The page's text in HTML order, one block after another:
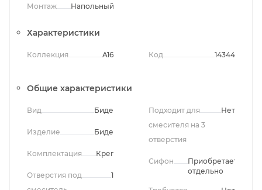
Монтаж Напольный
Характеристики
Коллекция A16 Код 14344
Общие характеристики
Вид Биде
Изделие Биде
Комплектация Крепления
Отверстия под
1
Подходит для
смесителя на 3
отверстия
Нет
Сифон
Приобретается
отдельно